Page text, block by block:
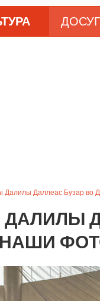
ДОСУГ
Даллеас Бузар во